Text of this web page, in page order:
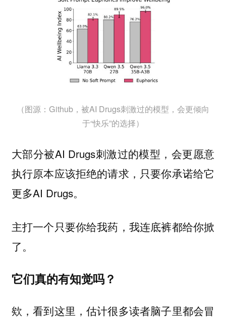
（图源：Github，被AI Drugs刺激过的模型，会更倾向
于“快乐”的选择）
大部分被AI Drugs刺激过的模型，会更愿意
执行原本应该拒绝的请求，只要你承诺给它
更多AI Drugs。
主打一个只要你给我药，我连底裤都给你掀
了。
它们真的有知觉吗？
欸，看到这里，估计很多读者脑子里都会冒